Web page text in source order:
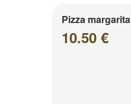
Pizza margarita
10.50 €